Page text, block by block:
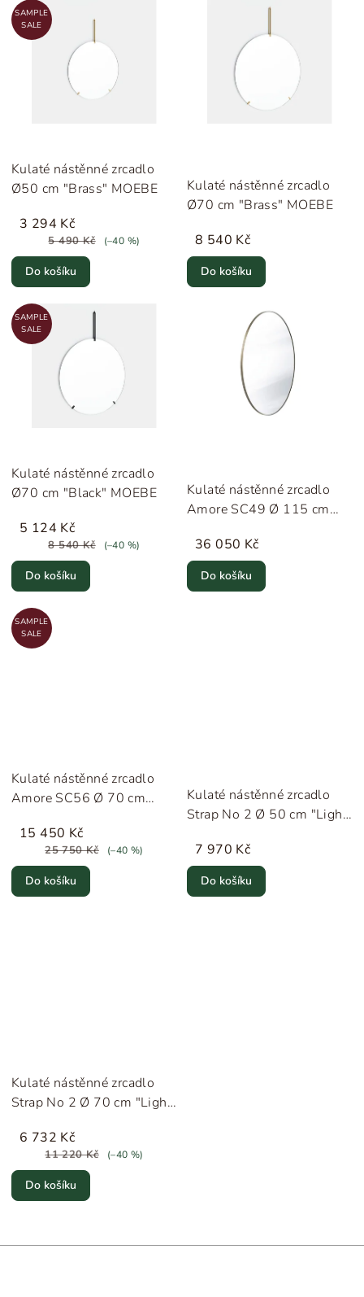
SAMPLE
SALE
Kulaté nástěnné zrcadlo
Ø50 cm "Brass" MOEBE
3 294 Kč
5 490 Kč (–40 %)
Do košíku
Kulaté nástěnné zrcadlo
Ø70 cm "Brass" MOEBE
8 540 Kč
Do košíku
SAMPLE
SALE
Kulaté nástěnné zrcadlo
Ø70 cm "Black" MOEBE
5 124 Kč
8 540 Kč (–40 %)
Do košíku
Kulaté nástěnné zrcadlo
Amore SC49 Ø 115 cm
36 050 Kč
Do košíku
SAMPLE
SALE
Kulaté nástěnné zrcadlo
Amore SC56 Ø 70 cm
15 450 Kč
25 750 Kč (–40 %)
Do košíku
Kulaté nástěnné zrcadlo
Strap No 2 Ø 50 cm "Light
7 970 Kč
Do košíku
Kulaté nástěnné zrcadlo
Strap No 2 Ø 70 cm "Light
6 732 Kč
11 220 Kč (–40 %)
Do košíku